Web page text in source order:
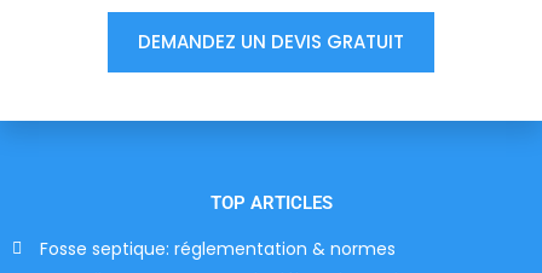
DEMANDEZ UN DEVIS GRATUIT
TOP ARTICLES
Fosse septique: réglementation & normes